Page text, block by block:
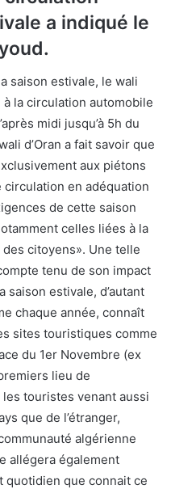
a indiqué le
saison estivale, le wali
à la circulation automobile
midi jusqu’à 5h du
d’Oran a fait savoir que
aux piétons
circulation en adéquation
de cette saison
celles liées à la
citoyens». Une telle
tenu de son impact
estivale, d’autant
chaque année, connaît
sites touristiques comme
du 1er Novembre (ex
lieu de
touristes venant aussi
que de l’étranger,
algérienne
allégera également
quotidien que connait ce